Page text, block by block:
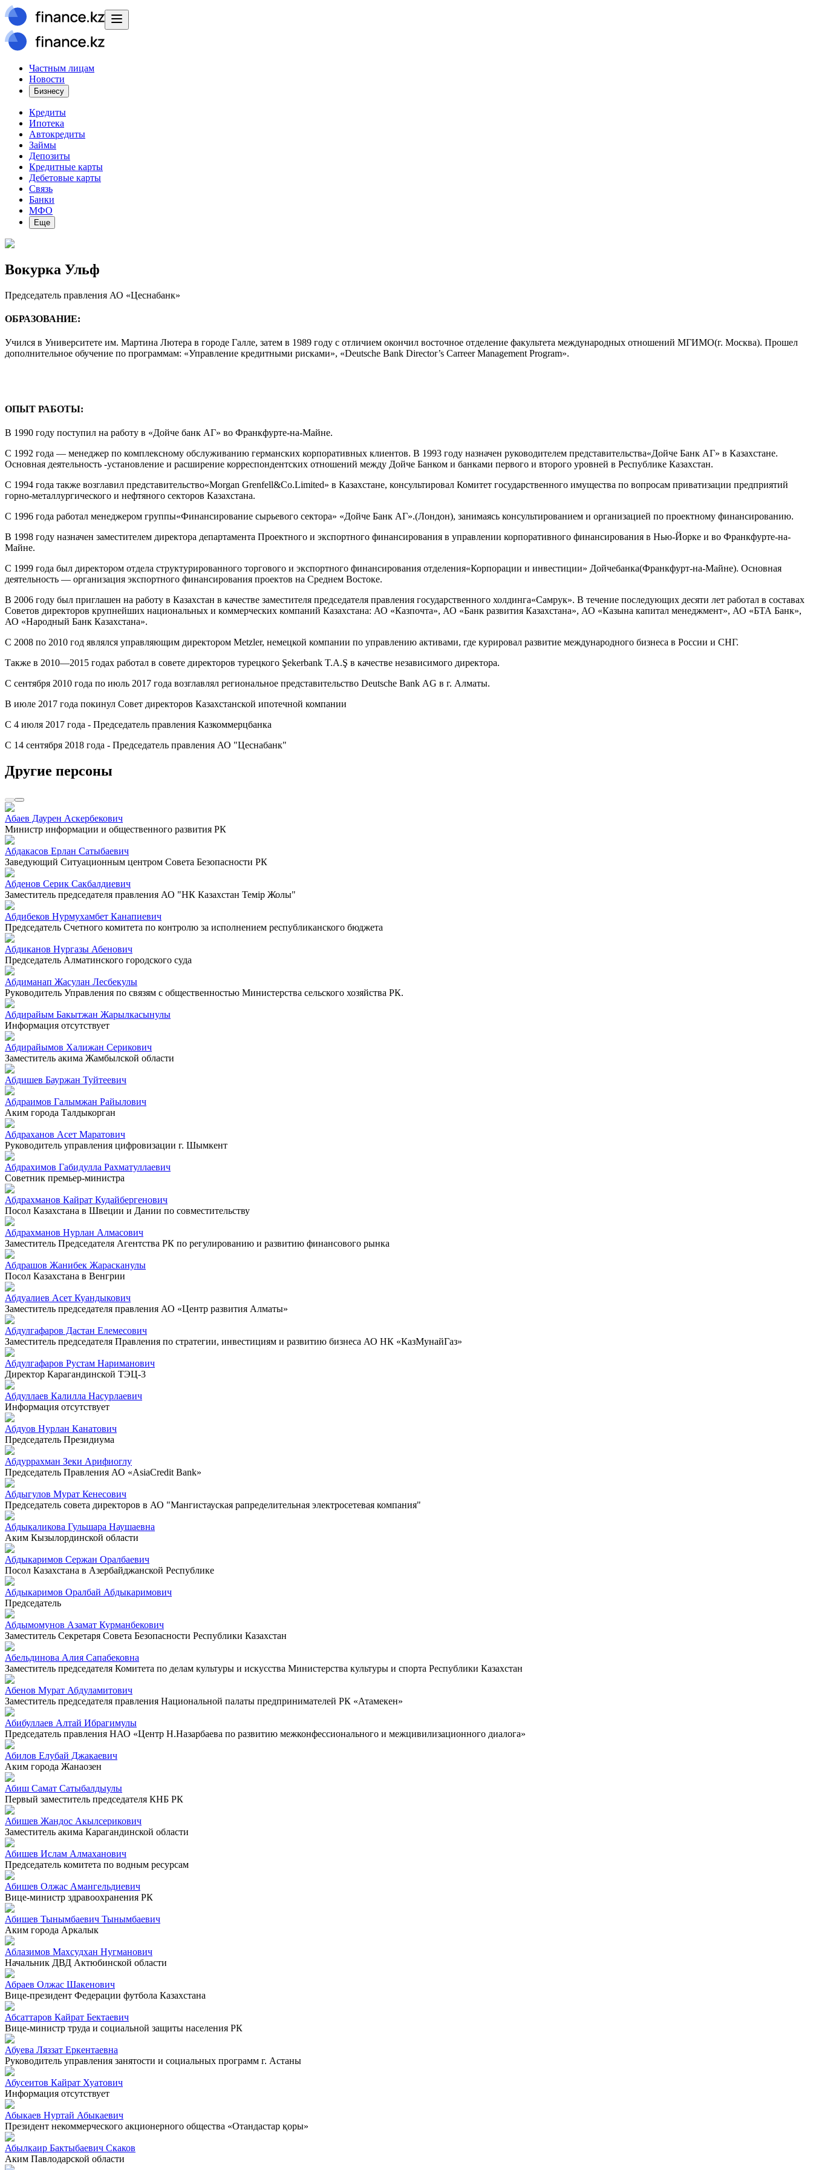
Частным лицам
Новости
Бизнесу
Кредиты
Ипотека
Автокредиты
Займы
Депозиты
Кредитные карты
Дебетовые карты
Связь
Банки
МФО
Еще
Вокурка Ульф
Председатель правления АО «Цеснабанк»
ОБРАЗОВАНИЕ:
Учился в Университете им. Мартина Лютера в городе Галле, затем в 1989 году с отличием окончил восточное отделение факультета международных отношений МГИМО(г. Москва). Прошел
дополнительное обучение по программам: «Управление кредитными рисками», «Deutsche Bank Director’s Carreer Management Program».
ОПЫТ РАБОТЫ:
В 1990 году поступил на работу в «Дойче банк АГ» во Франкфурте-на-Майне.
С 1992 года — менеджер по комплексному обслуживанию германских корпоративных клиентов. В 1993 году назначен руководителем представительства«Дойче Банк АГ» в Казахстане.
Основная деятельность -установление и расширение корреспондентских отношений между Дойче Банком и банками первого и второго уровней в Республике Казахстан.
С 1994 года также возглавил представительство«Morgan Grenfell&Co.Limited» в Казахстане, консультировал Комитет государственного имущества по вопросам приватизации предприятий
горно-металлургического и нефтяного секторов Казахстана.
С 1996 года работал менеджером группы«Финансирование сырьевого сектора» «Дойче Банк АГ».(Лондон), занимаясь консультированием и организацией по проектному финансированию.
В 1998 году назначен заместителем директора департамента Проектного и экспортного финансирования в управлении корпоративного финансирования в Нью-Йорке и во Франкфурте-на-
Майне.
С 1999 года был директором отдела структурированного торгового и экспортного финансирования отделения«Корпорации и инвестиции» Дойчебанка(Франкфурт-на-Майне). Основная
деятельность — организация экспортного финансирования проектов на Среднем Востоке.
В 2006 году был приглашен на работу в Казахстан в качестве заместителя председателя правления государственного холдинга«Самрук». В течение последующих десяти лет работал в составах
Советов директоров крупнейших национальных и коммерческих компаний Казахстана: АО «Казпочта», АО «Банк развития Казахстана», АО «Казына капитал менеджмент», АО «БТА Банк»,
АО «Народный Банк Казахстана».
С 2008 по 2010 год являлся управляющим директором Metzler, немецкой компании по управлению активами, где курировал развитие международного бизнеса в России и СНГ.
Также в 2010—2015 годах работал в совете директоров турецкого Şekerbank T.A.Ş в качестве независимого директора.
С сентября 2010 года по июль 2017 года возглавлял региональное представительство Deutsche Bank AG в г. Алматы.
В июле 2017 года покинул Совет директоров Казахстанской ипотечной компании
С 4 июля 2017 года - Председатель правления Казкоммерцбанка
С 14 сентября 2018 года - Председатель правления АО "Цеснабанк"
Другие персоны
Абаев Даурен Аскербекович
Министр информации и общественного развития РК
Абдакасов Ерлан Сатыбаевич
Заведующий Ситуационным центром Совета Безопасности РК
Абденов Серик Сакбалдиевич
Заместитель председателя правления АО "НК Казахстан Темiр Жолы"
Абдибеков Нурмухамбет Канапиевич
Председатель Счетного комитета по контролю за исполнением республиканского бюджета
Абдиканов Нургазы Абенович
Председатель Алматинского городского суда
Абдиманап Жасулан Лесбекулы
Руководитель Управления по связям с общественностью Министерства сельского хозяйства РК.
Абдирайым Бакытжан Жарылкасынулы
Информация отсутствует
Абдирайымов Халижан Серикович
Заместитель акима Жамбылской области
Абдишев Бауржан Туйтеевич
Абдраимов Галымжан Райылович
Аким города Талдыкорган
Абдраханов Асет Маратович
Руководитель управления цифровизации г. Шымкент
Абдрахимов Габидулла Рахматуллаевич
Советник премьер-министра
Абдрахманов Кайрат Кудайбергенович
Посол Казахстана в Швеции и Дании по совместительству
Абдрахманов Нурлан Алмасович
Заместитель Председателя Агентства РК по регулированию и развитию финансового рынка
Абдрашов Жанибек Жарасканулы
Посол Казахстана в Венгрии
Абдуалиев Асет Куандыкович
Заместитель председателя правления АО «Центр развития Алматы»
Абдулгафаров Дастан Елемесович
Заместитель председателя Правления по стратегии, инвестициям и развитию бизнеса АО НК «КазМунайГаз»
Абдулгафаров Рустам Нариманович
Директор Карагандинской ТЭЦ-3
Абдуллаев Калилла Насурлаевич
Информация отсутствует
Абдуов Нурлан Канатович
Председатель Президиума
Абдуррахман Зеки Арифиоглу
Председатель Правления АО «AsiaCredit Bank»
Абдыгулов Мурат Кенесович
Председатель совета директоров в АО "Мангистауская рапределительная электросетевая компания"
Абдыкаликова Гульшара Наушаевна
Аким Кызылординской области
Абдыкаримов Сержан Оралбаевич
Посол Казахстана в Азербайджанской Республике
Абдыкаримов Оралбай Абдыкаримович
Председатель
Абдымомунов Азамат Курманбекович
Заместитель Секретаря Совета Безопасности Республики Казахстан
Абельдинова Алия Сапабековна
Заместитель председателя Комитета по делам культуры и искусства Министерства культуры и спорта Республики Казахстан
Абенов Мурат Абдуламитович
Заместитель председателя правления Национальной палаты предпринимателей РК «Атамекен»
Абибуллаев Алтай Ибрагимулы
Председатель правления НАО «Центр Н.Назарбаева по развитию межконфессионального и межцивилизационного диалога»
Абилов Елубай Джакаевич
Аким города Жанаозен
Абиш Самат Сатыбалдыулы
Первый заместитель председателя КНБ РК
Абишев Жандос Акылсерикович
Заместитель акима Карагандинской области
Абишев Ислам Алмаханович
Председатель комитета по водным ресурсам
Абишев Олжас Амангельдиевич
Вице-министр здравоохранения РК
Абишев Тынымбаевич Тынымбаевич
Аким города Аркалык
Аблазимов Махсудхан Нугманович
Начальник ДВД Актюбинской области
Абраев Олжас Шакенович
Вице-президент Федерации футбола Казахстана
Абсаттаров Кайрат Бектаевич
Вице-министр труда и социальной защиты населения РК
Абуева Ляззат Еркентаевна
Руководитель управления занятости и социальных программ г. Астаны
Абусеитов Кайрат Хуатович
Информация отсутствует
Абыкаев Нуртай Абыкаевич
Президент некоммерческого акционерного общества «Отандастар қоры»
Абылкаир Бактыбаевич Скаков
Аким Павлодарской области